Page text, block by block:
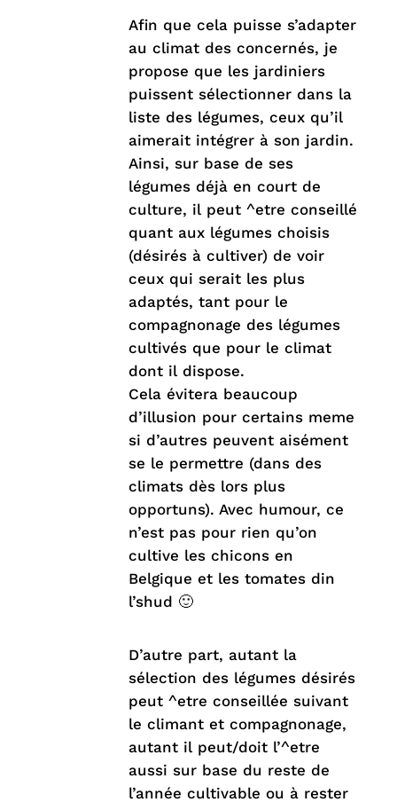
Afin que cela puisse s’adapter
au climat des concernés, je
propose que les jardiniers
puissent sélectionner dans la
liste des légumes, ceux qu’il
aimerait intégrer à son jardin.
Ainsi, sur base de ses
légumes déjà en court de
culture, il peut ^etre conseillé
quant aux légumes choisis
(désirés à cultiver) de voir
ceux qui serait les plus
adaptés, tant pour le
compagnonage des légumes
cultivés que pour le climat
dont il dispose.
Cela évitera beaucoup
d’illusion pour certains meme
si d’autres peuvent aisément
se le permettre (dans des
climats dès lors plus
opportuns). Avec humour, ce
n’est pas pour rien qu’on
cultive les chicons en
Belgique et les tomates din
l’shud 🙂
D’autre part, autant la
sélection des légumes désirés
peut ^etre conseillée suivant
le climant et compagnonage,
autant il peut/doit l’^etre
aussi sur base du reste de
l’année cultivable ou à rester